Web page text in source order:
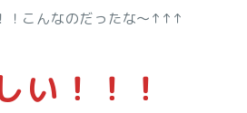
！こんなのだったな～↑↑↑
い！！！